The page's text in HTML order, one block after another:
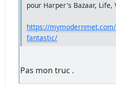
pour Harper's Bazaar, Life,
https://
fantastic/
Pas mon truc .